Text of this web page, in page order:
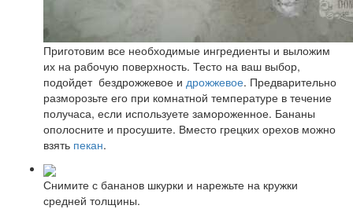
Приготовим все необходимые ингредиенты и выложим
их на рабочую поверхность. Тесто на ваш выбор,
подойдет бездрожжевое и дрожжевое. Предварительно
разморозьте его при комнатной температуре в течение
получаса, если используете замороженное. Бананы
ополосните и просушите. Вместо грецких орехов можно
взять пекан.
Снимите с бананов шкурки и нарежьте на кружки
средней толщины.